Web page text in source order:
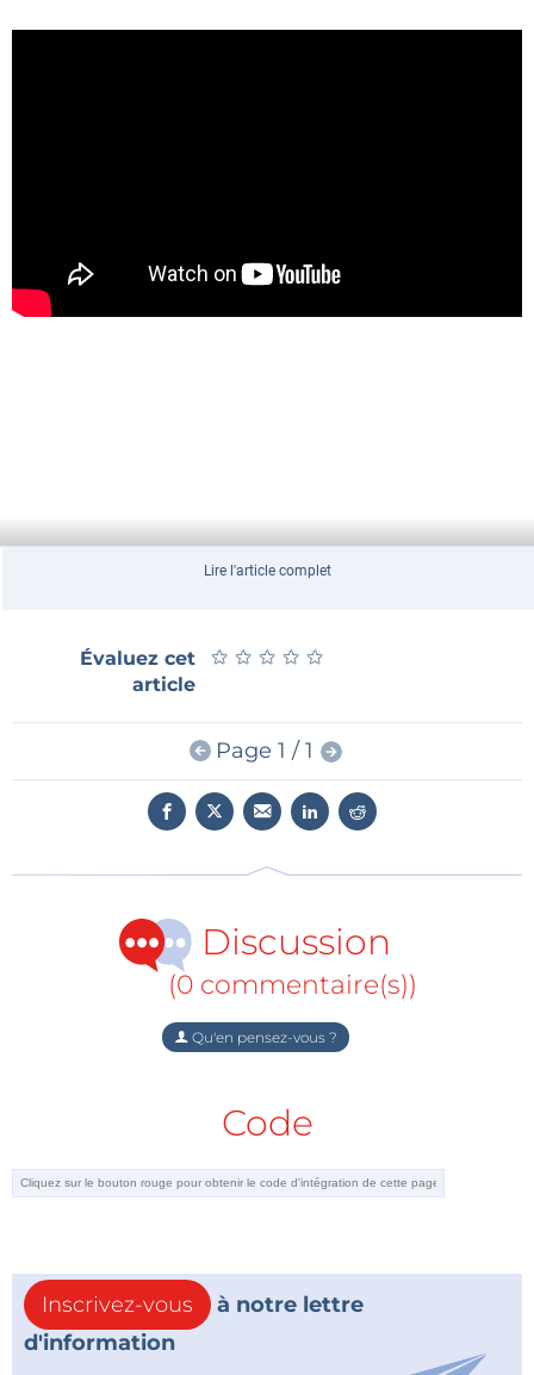
Lire l'article complet
Évaluez cet
article
★ ★ ★ ★ ★
★ ★ ★ ★ ★
Page 1 / 1
Discussion
(0 commentaire(s))
Qu'en pensez-vous ?
Code
Inscrivez-vous
à notre lettre
d'information